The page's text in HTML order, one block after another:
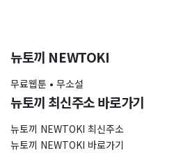
뉴토끼 NEWTOKI
무료웹툰 • 무소설
뉴토끼 최신주소 바로가기
뉴토끼 NEWTOKI 최신주소
뉴토끼 NEWTOKI 바로가기